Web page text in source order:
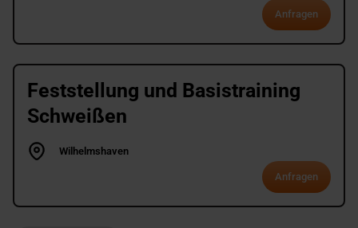
Anfragen
Feststellung und Basistraining
Schweißen
Wilhelmshaven
Anfragen